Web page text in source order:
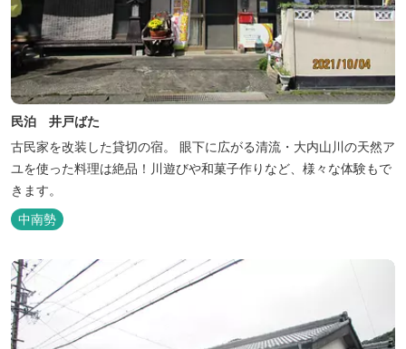
民泊 井戸ばた
古民家を改装した貸切の宿。 眼下に広がる清流・大内山川の天然ア
ユを使った料理は絶品！川遊びや和菓子作りなど、様々な体験もで
きます。
中南勢